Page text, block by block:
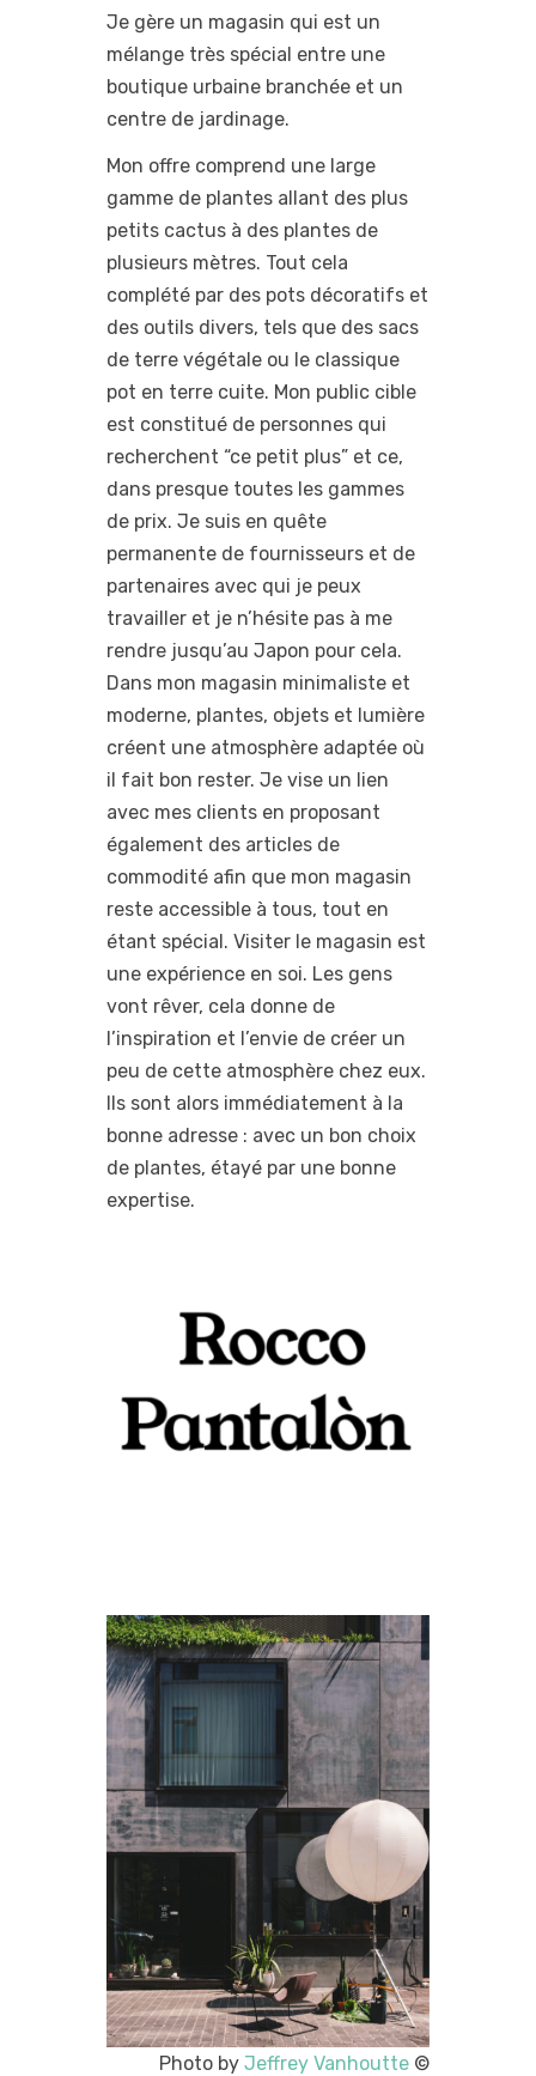
Je gère un magasin qui est un
mélange très spécial entre une
boutique urbaine branchée et un
centre de jardinage.
Mon offre comprend une large
gamme de plantes allant des plus
petits cactus à des plantes de
plusieurs mètres. Tout cela
complété par des pots décoratifs et
des outils divers, tels que des sacs
de terre végétale ou le classique
pot en terre cuite. Mon public cible
est constitué de personnes qui
recherchent “ce petit plus” et ce,
dans presque toutes les gammes
de prix. Je suis en quête
permanente de fournisseurs et de
partenaires avec qui je peux
travailler et je n’hésite pas à me
rendre jusqu’au Japon pour cela.
Dans mon magasin minimaliste et
moderne, plantes, objets et lumière
créent une atmosphère adaptée où
il fait bon rester. Je vise un lien
avec mes clients en proposant
également des articles de
commodité afin que mon magasin
reste accessible à tous, tout en
étant spécial. Visiter le magasin est
une expérience en soi. Les gens
vont rêver, cela donne de
l’inspiration et l’envie de créer un
peu de cette atmosphère chez eux.
Ils sont alors immédiatement à la
bonne adresse : avec un bon choix
de plantes, étayé par une bonne
expertise.
Photo by Jeffrey Vanhoutte ©